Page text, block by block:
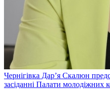
Чернігівка Дарʼя Скалюн
засіданні Палати молодіжних